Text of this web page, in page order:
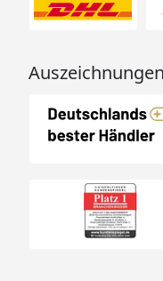
Auszeichnungen